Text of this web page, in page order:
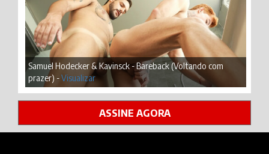
Samuel Hodecker & Kavinsck - Bareback (Voltando com
prazer) -Visualizar
ASSINE AGORA